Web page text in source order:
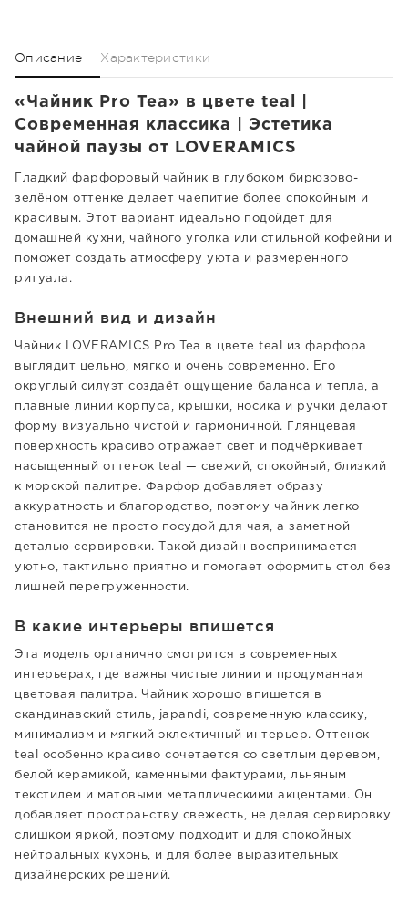
Описание Характеристики
«Чайник Pro Tea» в цвете teal |
Современная классика | Эстетика
чайной паузы от LOVERAMICS
Гладкий фарфоровый чайник в глубоком бирюзово-
зелёном оттенке делает чаепитие более спокойным и
красивым. Этот вариант идеально подойдет для
домашней кухни, чайного уголка или стильной кофейни и
поможет создать атмосферу уюта и размеренного
ритуала.
Внешний вид и дизайн
Чайник LOVERAMICS Pro Tea в цвете teal из фарфора
выглядит цельно, мягко и очень современно. Его
округлый силуэт создаёт ощущение баланса и тепла, а
плавные линии корпуса, крышки, носика и ручки делают
форму визуально чистой и гармоничной. Глянцевая
поверхность красиво отражает свет и подчёркивает
насыщенный оттенок teal — свежий, спокойный, близкий
к морской палитре. Фарфор добавляет образу
аккуратность и благородство, поэтому чайник легко
становится не просто посудой для чая, а заметной
деталью сервировки. Такой дизайн воспринимается
уютно, тактильно приятно и помогает оформить стол без
лишней перегруженности.
В какие интерьеры впишется
Эта модель органично смотрится в современных
интерьерах, где важны чистые линии и продуманная
цветовая палитра. Чайник хорошо впишется в
скандинавский стиль, japandi, современную классику,
минимализм и мягкий эклектичный интерьер. Оттенок
teal особенно красиво сочетается со светлым деревом,
белой керамикой, каменными фактурами, льняным
текстилем и матовыми металлическими акцентами. Он
добавляет пространству свежесть, не делая сервировку
слишком яркой, поэтому подходит и для спокойных
нейтральных кухонь, и для более выразительных
дизайнерских решений.